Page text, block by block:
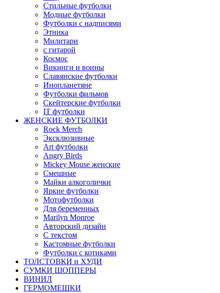
Стильные футболки
Модные футболки
Футболки с надписями
Этника
Милитари
с гитарой
Космос
Викинги и воины
Славянские футболки
Инопланетяне
Футболки фильмов
Скейтерские футболки
IT футболки
ЖЕНСКИЕ ФУТБОЛКИ
Rock Merch
Эксклюзивные
Art футболки
Angry Birds
Mickey Mouse женские
Смешные
Майки алкоголички
Яркие футболки
Мотофутболки
Для беременных
Marilyn Monroe
Авторский дизайн
С текстом
Кастомные футболки
Футболки с котиками
ТОЛСТОВКИ и ХУДИ
СУМКИ ШОППЕРЫ
ВИНИЛ
ГЕРМОМЕШКИ